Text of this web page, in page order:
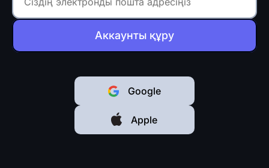
Аккаунты құру
Google
Apple